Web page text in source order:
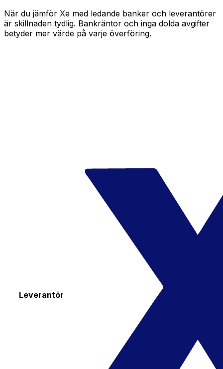
När du jämför Xe med ledande banker och leverantörer
är skillnaden tydlig. Bankräntor och inga dolda avgifter
betyder mer värde på varje överföring.
Leverantör